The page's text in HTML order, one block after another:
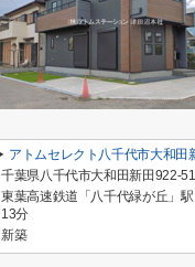
千葉県八千代市大和田新田922-51
東葉高速鉄道「八千代緑が丘」
13分
新築